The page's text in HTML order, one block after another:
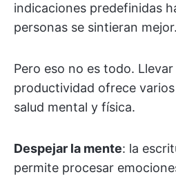
indicaciones predefinidas
personas se sintieran mejor.
Pero eso no es todo.
productividad ofrece
salud mental y física.
Despejar la mente: la
permite procesar